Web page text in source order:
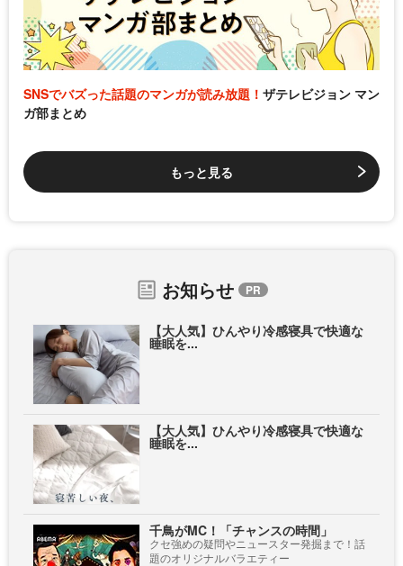
SNSでバズった話題のマンガが読み放題！ ザテレビジョン マン
ガ部まとめ
もっと見る
お知らせ
【大人気】ひんやり冷感寝具で快適な
睡眠を...
【大人気】ひんやり冷感寝具で快適な
睡眠を...
千鳥がMC！「チャンスの時間」
クセ強めの疑問やニュースター発掘まで！話
題のオリジナルバラエティー